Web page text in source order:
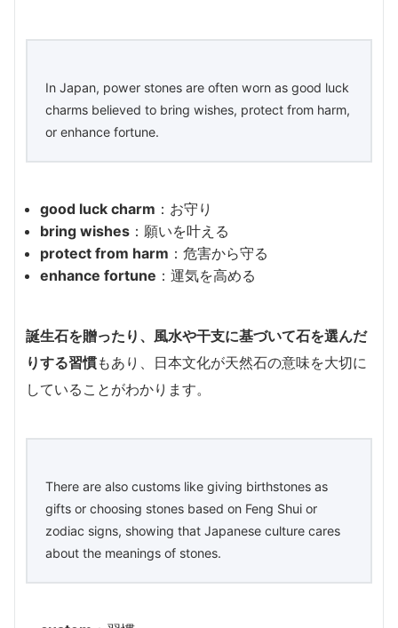
In Japan, power stones are often worn as good luck
charms believed to bring wishes, protect from harm,
or enhance fortune.
good luck charm ：お守り
bring wishes ：願いを叶える
protect from harm ：危害から守る
enhance fortune ：運気を高める
誕生石を贈ったり、風水や干支に基づいて石を選んだ
りする習慣もあり、日本文化が天然石の意味を大切に
していることがわかります。
There are also customs like giving birthstones as
gifts or choosing stones based on Feng Shui or
zodiac signs, showing that Japanese culture cares
about the meanings of stones.